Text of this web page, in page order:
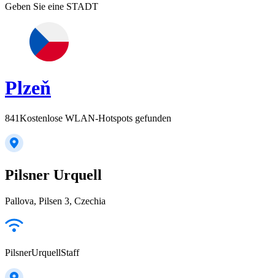
Geben Sie eine STADT
Plzeň
841Kostenlose WLAN-Hotspots gefunden
Pilsner Urquell
Pallova, Pilsen 3, Czechia
PilsnerUrquellStaff